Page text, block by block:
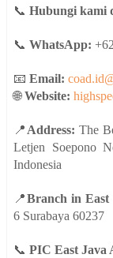
📞 Hubungi kami
📞 WhatsApp:
📧 Email:
🌐Website:
📍 Address: The
Letjen Soepono
Indonesia
📍Branch in East
6 Surabaya 60237
📞 PIC East Java